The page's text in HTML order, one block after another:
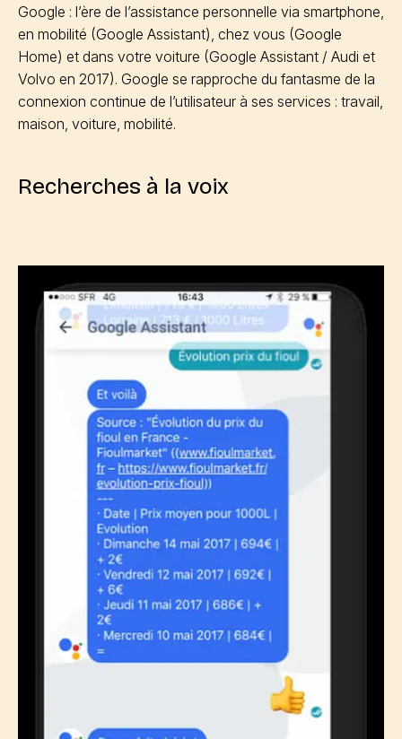
Google : l’ère de l’assistance personnelle via smartphone,
en mobilité (Google Assistant), chez vous (Google
Home) et dans votre voiture (Google Assistant / Audi et
Volvo en 2017). Google se rapproche du fantasme de la
connexion continue de l’utilisateur à ses services : travail,
maison, voiture, mobilité.
Recherches à la voix